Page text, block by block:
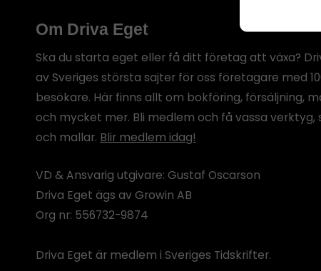
Om Driva Eget
Ska du starta eget eller få ditt företag att växa?
av Sveriges största sajter för oss företagare med
besökare. Här finns allt om bokföring, försäljning,
och mycket mer. Bli medlem och få vassa
och mallar. Blir medlem idag!
VD & Ansvarig utgivare: Gustaf Oscarson
Driva Eget ägs av Growin AB
Org nr: 556732-9874
Driva Eget är medlem i Sveriges Tidskrifter.